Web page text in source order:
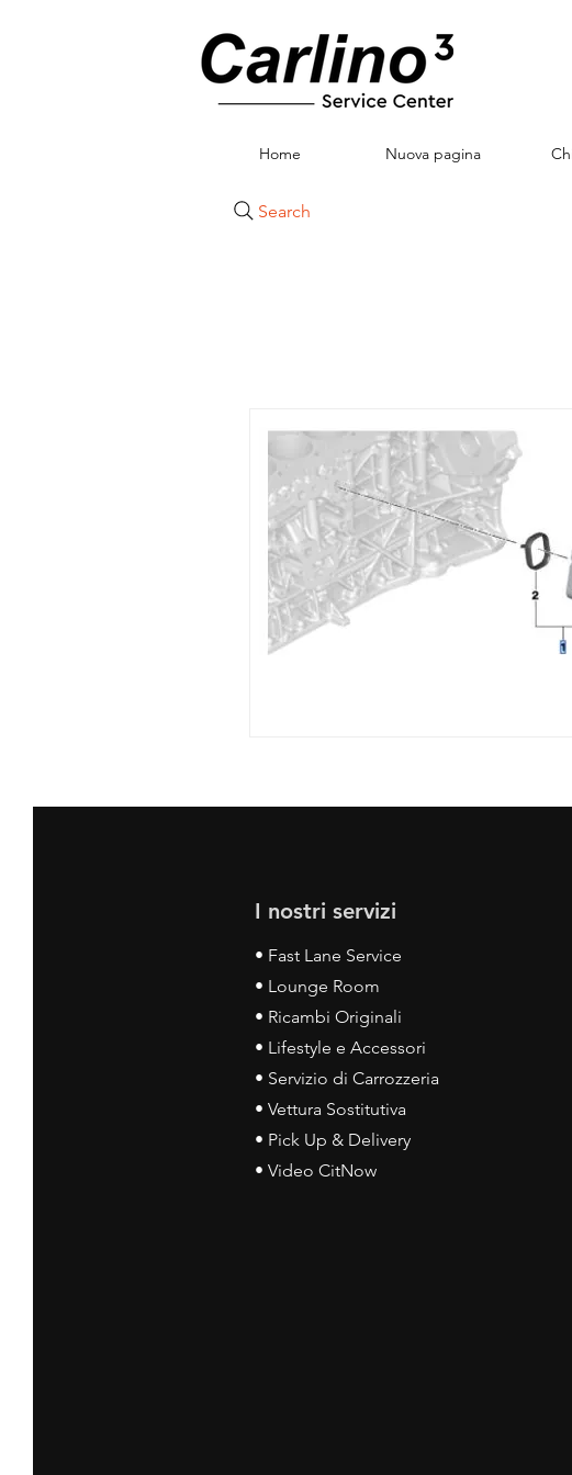
Home Nuova pagina
Search
I nostri servizi
• Fast Lane Service
• Lounge Room
• Ricambi Originali
• Lifestyle e Accessori
• Servizio di Carrozzeria
• Vettura Sostitutiva
• Pick Up & Delivery
• Video CitNow